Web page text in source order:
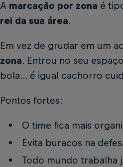
A marcação por zona é
rei da sua área.
Em vez de grudar em um
zona. Entrou no seu
bola… é igual cachorro
Pontos fortes:
O time fica mais
Evita buracos na
Todo mundo trabalha